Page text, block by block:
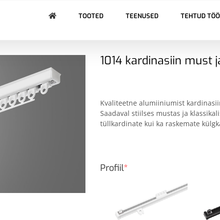
TOOTED TEENUSED TEHTUD
1014 kardinasiin must
Kvaliteetne alumiiniumist
Saadaval stiilses mustas ja
tüllkardinate kui ka raskemate
*
Profiil